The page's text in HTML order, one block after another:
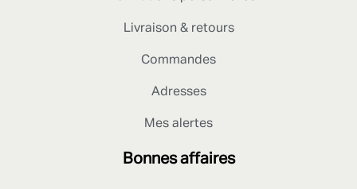
Livraison & retours
Commandes
Adresses
Mes alertes
Bonnes affaires